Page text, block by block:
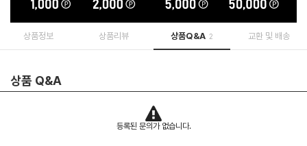
상품정보 상품리뷰 상품Q&A 2 교환 및 배송
상품 Q&A
등록된 문의가 없습니다.